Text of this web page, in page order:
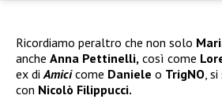
Ricordiamo peraltro che non solo
anche Anna Pettinelli, così come
ex diAmicicome Daniele o TrigNO,
con Nicolò Filippucci.